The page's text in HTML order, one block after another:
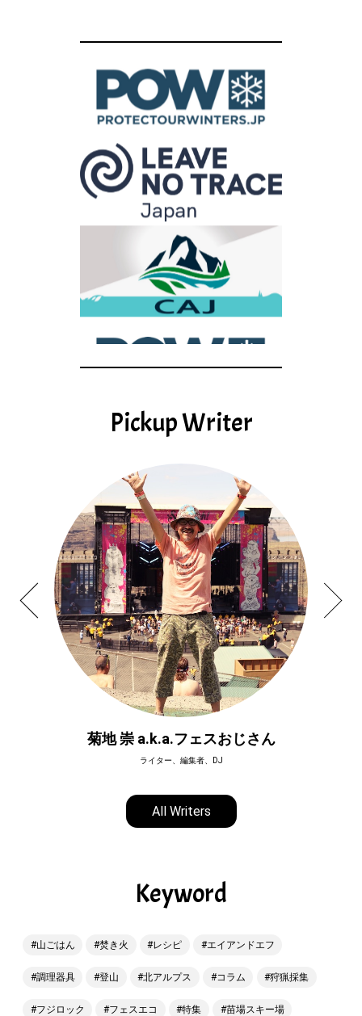
Pickup Writer
菊地 崇 a.k.a.フェスおじさん
ライター、編集者、DJ
All Writers
Keyword
山ごはん 焚き火 レシピ エイアンドエフ
調理器具 登山 北アルプス コラム 狩猟採集
フジロック フェスエコ 特集 苗場スキー場